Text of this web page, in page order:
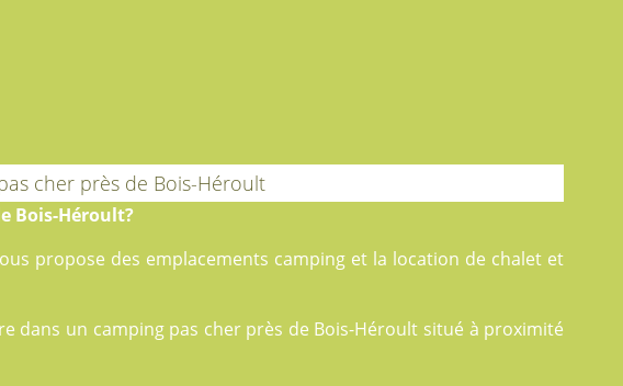
cher près de Bois-Héroult
Bois-Héroult?
propose des emplacements camping et la location de chalet et
dans un camping pas cher près de Bois-Héroult situé à proximité